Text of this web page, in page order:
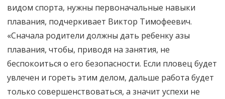
видом спорта, нужны первоначальные навыки
плавания, подчеркивает Виктор Тимофеевич.
«Сначала родители должны дать ребенку азы
плавания, чтобы, приводя на занятия, не
беспокоиться о его безопасности. Если пловец будет
увлечен и гореть этим делом, дальше работа будет
только совершенствоваться, а значит успехи не